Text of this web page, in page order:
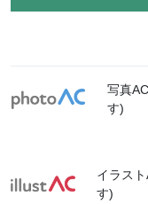
写真
す)
イラス
す)